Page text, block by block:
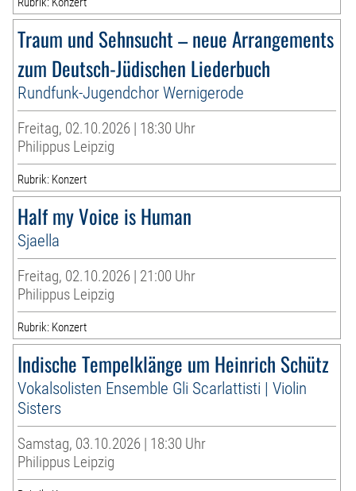
Traum und Sehnsucht – neue Arrangements
zum Deutsch-Jüdischen Liederbuch
Rundfunk-Jugendchor Wernigerode
Freitag, 02.10.2026 | 18:30 Uhr
Philippus Leipzig
Rubrik: Konzert
Half my Voice is Human
Sjaella
Freitag, 02.10.2026 | 21:00 Uhr
Philippus Leipzig
Rubrik: Konzert
Indische Tempelklänge um Heinrich Schütz
Vokalsolisten Ensemble Gli Scarlattisti | Violin
Sisters
Samstag, 03.10.2026 | 18:30 Uhr
Philippus Leipzig